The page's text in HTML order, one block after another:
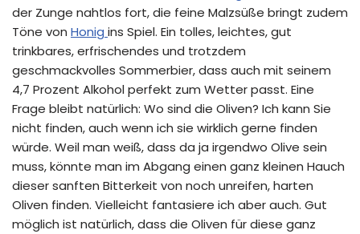
der Zunge nahtlos fort, die feine Malzsüße bringt zudem
Töne von Honig ins Spiel. Ein tolles, leichtes, gut
trinkbares, erfrischendes und trotzdem
geschmackvolles Sommerbier, dass auch mit seinem
4,7 Prozent Alkohol perfekt zum Wetter passt. Eine
Frage bleibt natürlich: Wo sind die Oliven? Ich kann Sie
nicht finden, auch wenn ich sie wirklich gerne finden
würde. Weil man weiß, dass da ja irgendwo Olive sein
muss, könnte man im Abgang einen ganz kleinen Hauch
dieser sanften Bitterkeit von noch unreifen, harten
Oliven finden. Vielleicht fantasiere ich aber auch. Gut
möglich ist natürlich, dass die Oliven für diese ganz